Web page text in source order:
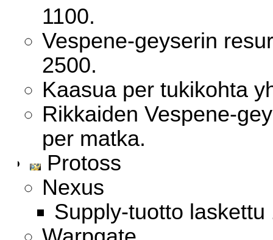
1100.
Vespene-geyserin
2500.
Kaasua per tukikohta
Rikkaiden Vespene-
per matka.
Protoss
Nexus
Supply-tuotto laskettu